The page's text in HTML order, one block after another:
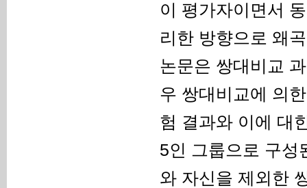
이 평가자이면서
리한 방향으로 왜
논문은 쌍대비교
우 쌍대비교에 의
험 결과와 이에 대
5인 그룹으로 구성
와 자신을 제외한